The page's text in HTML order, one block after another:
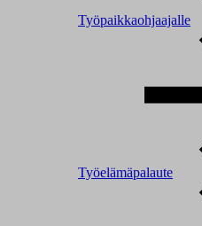
Työpaikkaohjaajalle
Työelämäpalaute